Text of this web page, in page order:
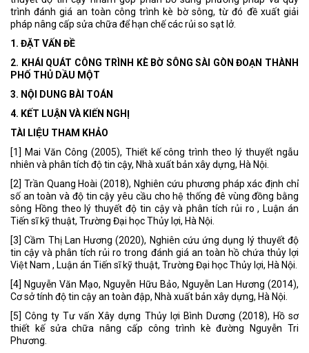
trình đánh giá an toàn công trình kè bờ sông, từ đó đề xuất giải
pháp nâng cấp sửa chữa để hạn chế các rủi so sạt lở.
1. ĐẶT VẤN ĐỀ
2. KHÁI QUÁT CÔNG TRÌNH KÈ BỜ SÔNG SÀI GÒN ĐOẠN THÀNH
PHỐ THỦ DẦU MỘT
3. NỘI DUNG BÀI TOÁN
4. KẾT LUẬN VÀ KIẾN NGHỊ
TÀI LIỆU THAM KHẢO
[1] Mai Văn Công (2005), Thiết kế công trình theo lý thuyết ngẫu
nhiên và phân tích độ tin cậy, Nhà xuất bản xây dựng, Hà Nội.
[2] Trần Quang Hoài (2018), Nghiên cứu phương pháp xác định chỉ
số an toàn và độ tin cậy yêu cầu cho hệ thống đê vùng đồng bằng
sông Hồng theo lý thuyết độ tin cậy và phân tích rủi ro , Luận án
Tiến sĩ kỹ thuật, Trường Đại học Thủy lợi, Hà Nội.
[3] Cầm Thị Lan Hương (2020), Nghiên cứu ứng dụng lý thuyết độ
tin cậy và phân tích rủi ro trong đánh giá an toàn hồ chứa thủy lợi
Việt Nam , Luận án Tiến sĩ kỹ thuật, Trường Đại học Thủy lợi, Hà Nội.
[4] Nguyễn Văn Mạo, Nguyễn Hữu Bảo, Nguyễn Lan Hương (2014),
Cơ sở tính độ tin cậy an toàn đập, Nhà xuất bản xây dựng, Hà Nội.
[5] Công ty Tư vấn Xây dựng Thủy lợi Bình Dương (2018), Hồ sơ
thiết kế sửa chữa nâng cấp công trình kè đường Nguyễn Tri
Phương.